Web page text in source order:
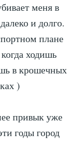
меня в
и долго.
плане
ходишь
в крошечных
)
привык уже
годы город